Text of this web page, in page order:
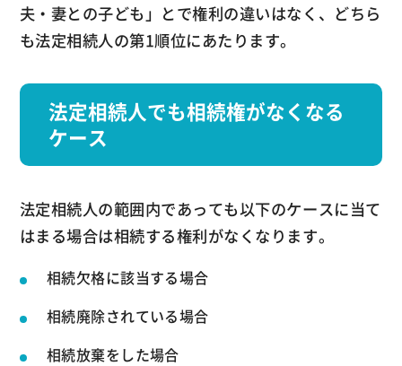
夫・妻との子ども」とで権利の違いはなく、どちら
も法定相続人の第1順位にあたります。
法定相続人でも相続権がなくなる
ケース
法定相続人の範囲内であっても以下のケースに当て
はまる場合は相続する権利がなくなります。
相続欠格に該当する場合
相続廃除されている場合
相続放棄をした場合